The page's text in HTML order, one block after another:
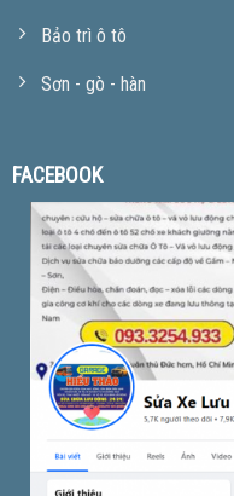
Bảo trì ô tô
Sơn - gò - hàn
FACEBOOK